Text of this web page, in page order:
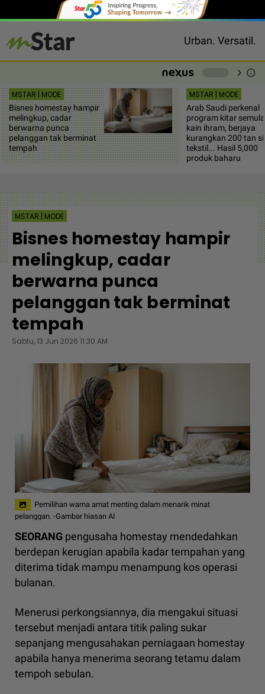
Urban. Versatil.
chevron_right info
MSTAR | MODE
Bisnes homestay hampir
melingkup, cadar
berwarna punca
pelanggan tak berminat
tempah
MSTAR | MODE
Arab Saudi perkenal
program kitar semula
kain ihram, berjaya
kurangkan 200 tan
tekstil... Hasil 5,000
produk baharu
MSTAR | MODE
Bisnes homestay hampir
melingkup, cadar
berwarna punca
pelanggan tak berminat
tempah
Sabtu, 13 Jun 2026 11:30 AM
Pemilihan warna amat menting dalam menarik minat
pelanggan. -Gambar hiasan AI
SEORANG pengusaha homestay mendedahkan
berdepan kerugian apabila kadar tempahan yang
diterima tidak mampu menampung kos operasi
bulanan.
Menerusi perkongsiannya, dia mengakui situasi
tersebut menjadi antara titik paling sukar
sepanjang mengusahakan perniagaan homestay
apabila hanya menerima seorang tetamu dalam
tempoh sebulan.